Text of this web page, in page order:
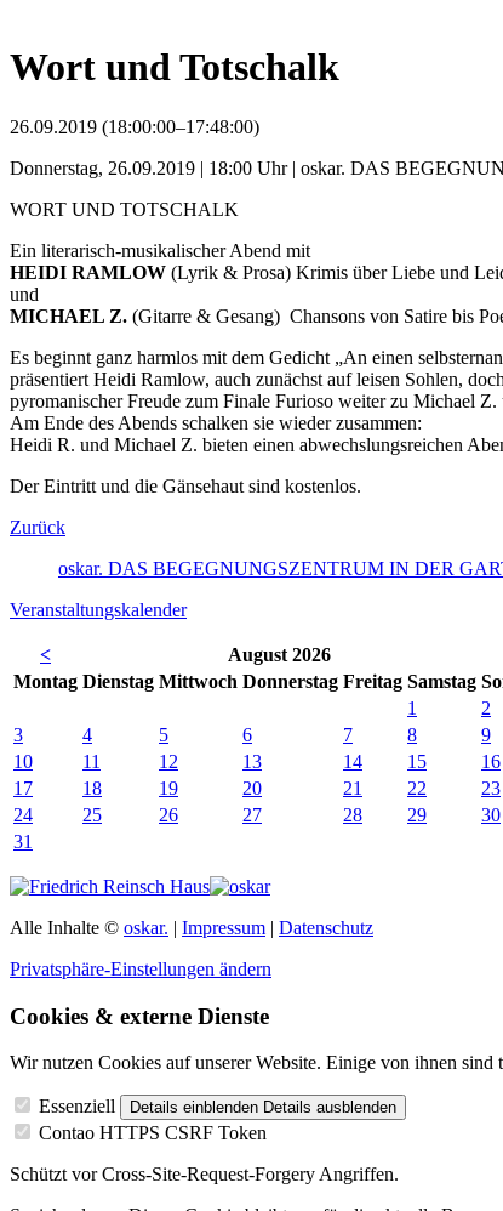
Wort und Totschalk
26.09.2019 (18:00:00–17:48:00)
Donnerstag, 26.09.2019 | 18:00 Uhr | oskar. DAS
WORT UND TOTSCHALK
Ein literarisch-musikalischer Abend mit
HEIDI RAMLOW (Lyrik & Prosa) Krimis über Liebe und
und
MICHAEL Z. (Gitarre & Gesang) Chansons von Satire bis
Es beginnt ganz harmlos mit dem Gedicht „An einen
präsentiert Heidi Ramlow, auch zunächst auf leisen Sohlen,
pyromanischer Freude zum Finale Furioso weiter zu Michael Z.
Am Ende des Abends schalken sie wieder zusammen:
Heidi R. und Michael Z. bieten einen abwechslungsreichen
Der Eintritt und die Gänsehaut sind kostenlos.
Zurück
oskar. DAS BEGEGNUNGSZENTRUM IN DER
Veranstaltungskalender
< August 2026
Montag Dienstag Mittwoch Donnerstag Freitag Samstag So
1
2
3
4 5 6 7 8
9
10
11 12 13 14 15
16
17
18 19 20 21 22
23
24
25 26 27 28 29
30
31
Alle Inhalte © oskar. | Impressum | Datenschutz
Privatsphäre-Einstellungen ändern
Cookies & externe Dienste
Wir nutzen Cookies auf unserer Website. Einige von ihnen
Essenziell Details einblenden Details ausblenden
Contao HTTPS CSRF Token
Schützt vor Cross-Site-Request-Forgery Angriffen.